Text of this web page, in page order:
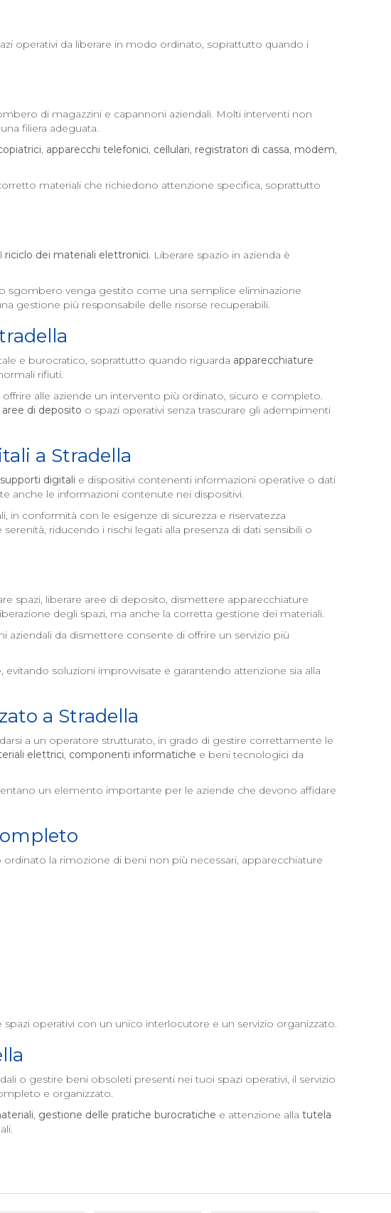
operativi da liberare in modo ordinato, soprattutto quando i
di magazzini e capannoni aziendali. Molti interventi non
filiera adeguata.
, apparecchi telefonici, cellulari, registratori di cassa, modem,
materiali che richiedono attenzione specifica, soprattutto
riciclo dei materiali elettronici. Liberare spazio in azienda è
sgombero venga gestito come una semplice eliminazione
gestione più responsabile delle risorse recuperabili.
e burocratico, soprattutto quando riguarda apparecchiature
rifiuti.
offrire alle aziende un intervento più ordinato, sicuro e completo.
aree di deposito o spazi operativi senza trascurare gli adempimenti
a Stradella
supporti digitali e dispositivi contenenti informazioni operative o dati
anche le informazioni contenute nei dispositivi.
in conformità con le esigenze di sicurezza e riservatezza
riducendo i rischi legati alla presenza di dati sensibili o
spazi, liberare aree di deposito, dismettere apparecchiature
degli spazi, ma anche la corretta gestione dei materiali.
aziendali da dismettere consente di offrire un servizio più
soluzioni improvvisate e garantendo attenzione sia alla
a Stradella
a un operatore strutturato, in grado di gestire correttamente le
elettrici, componenti informatiche e beni tecnologici da
un elemento importante per le aziende che devono affidare
la rimozione di beni non più necessari, apparecchiature
operativi con un unico interlocutore e un servizio organizzato.
o gestire beni obsoleti presenti nei tuoi spazi operativi, il servizio
e organizzato.
, gestione delle pratiche burocratiche e attenzione alla tutela